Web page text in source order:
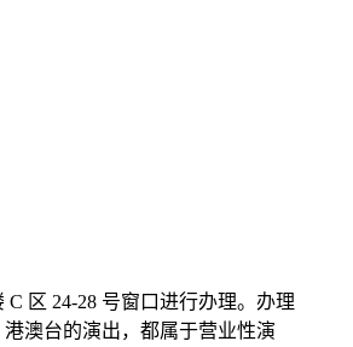
区 24-28 号窗口进行办理。办理
澳台的演出，都属于营业性演